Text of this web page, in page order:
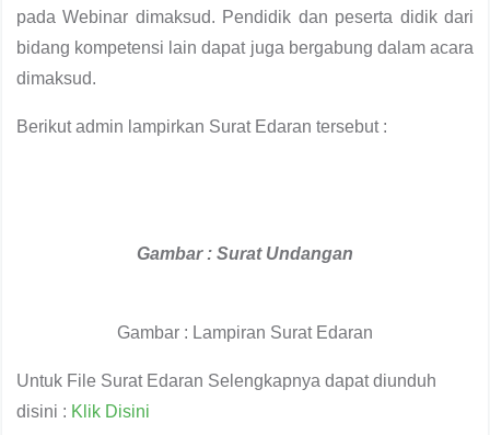
pada Webinar dimaksud. Pendidik dan peserta didik dari
bidang kompetensi lain dapat juga bergabung dalam acara
dimaksud.
Berikut admin lampirkan Surat Edaran tersebut :
Gambar : Surat Undangan
Gambar : Lampiran Surat Edaran
Untuk File Surat Edaran Selengkapnya dapat diunduh
disini : Klik Disini